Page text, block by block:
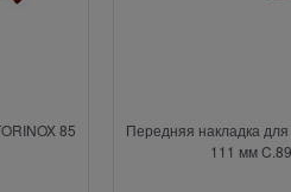
85
Передняя накладка
111 мм